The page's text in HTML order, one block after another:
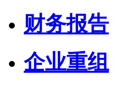
财务报告
企业重组